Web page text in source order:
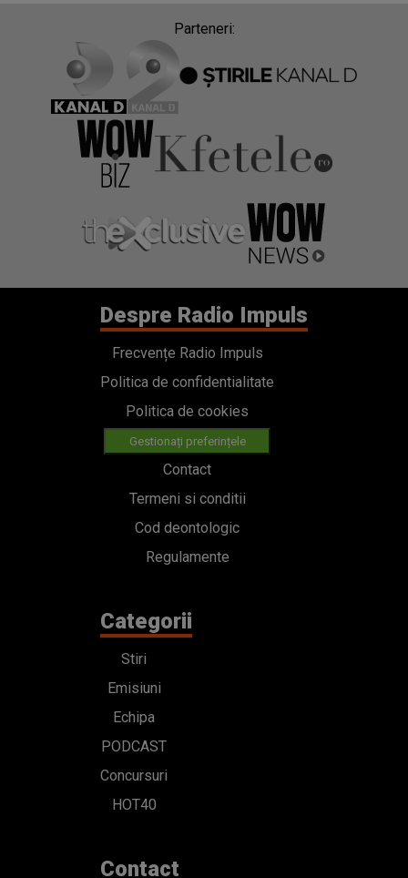
Parteneri:
Despre Radio Impuls
Frecvențe Radio Impuls
Politica de confidentialitate
Politica de cookies
Gestionați preferințele
Contact
Termeni si conditii
Cod deontologic
Regulamente
Categorii
Stiri
Emisiuni
Echipa
PODCAST
Concursuri
HOT40
Contact